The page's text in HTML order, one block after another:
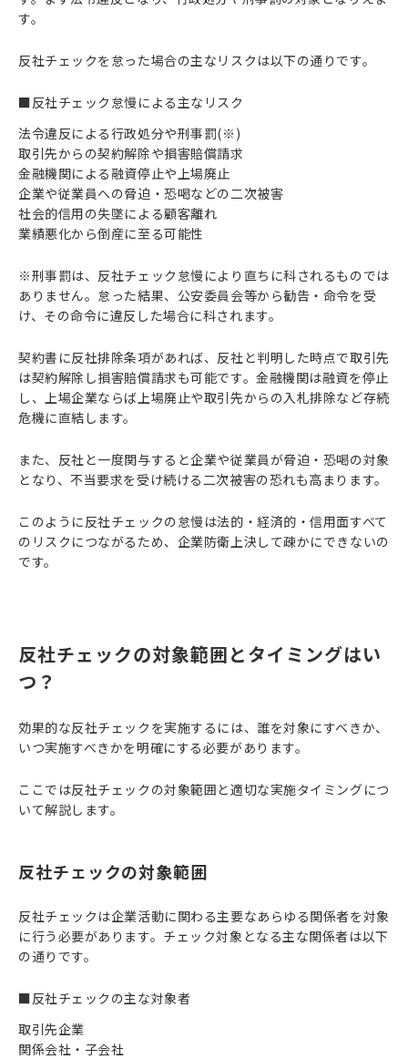
す。
反社チェックを怠った場合の主なリスクは以下の通りです。
■反社チェック怠慢による主なリスク
法令違反による行政処分や刑事罰(※)
取引先からの契約解除や損害賠償請求
金融機関による融資停止や上場廃止
企業や従業員への脅迫・恐喝などの二次被害
社会的信用の失墜による顧客離れ
業績悪化から倒産に至る可能性
※刑事罰は、反社チェック怠慢により直ちに科されるものでは
ありません。怠った結果、公安委員会等から勧告・命令を受
け、その命令に違反した場合に科されます。
契約書に反社排除条項があれば、反社と判明した時点で取引先
は契約解除し損害賠償請求も可能です。金融機関は融資を停止
し、上場企業ならば上場廃止や取引先からの入札排除など存続
危機に直結します。
また、反社と一度関与すると企業や従業員が脅迫・恐喝の対象
となり、不当要求を受け続ける二次被害の恐れも高まります。
このように反社チェックの怠慢は法的・経済的・信用面すべて
のリスクにつながるため、企業防衛上決して疎かにできないの
です。
反社チェックの対象範囲とタイミングはい
つ？
効果的な反社チェックを実施するには、誰を対象にすべきか、
いつ実施すべきかを明確にする必要があります。
ここでは反社チェックの対象範囲と適切な実施タイミングにつ
いて解説します。
反社チェックの対象範囲
反社チェックは企業活動に関わる主要なあらゆる関係者を対象
に行う必要があります。チェック対象となる主な関係者は以下
の通りです。
■反社チェックの主な対象者
取引先企業
関係会社・子会社